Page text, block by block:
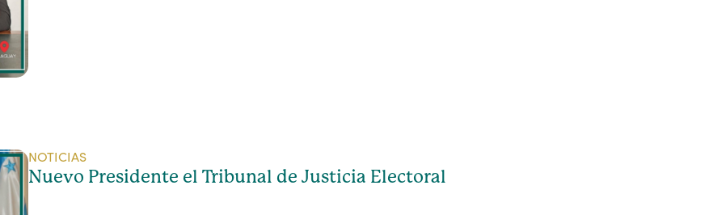
NOTICIAS
Nuevo Presidente el Tribunal de Justicia Electoral